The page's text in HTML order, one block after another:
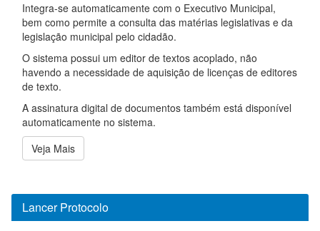
Integra-se automaticamente com o Executivo Municipal,
bem como permite a consulta das matérias legislativas e da
legislação municipal pelo cidadão.
O sistema possui um editor de textos acoplado, não
havendo a necessidade de aquisição de licenças de editores
de texto.
A assinatura digital de documentos também está disponível
automaticamente no sistema.
Veja Mais
Lancer Protocolo